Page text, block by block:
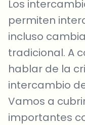
Los
permiten
incluso
tradicional. A
hablar de la
intercambio
Vamos a
importantes